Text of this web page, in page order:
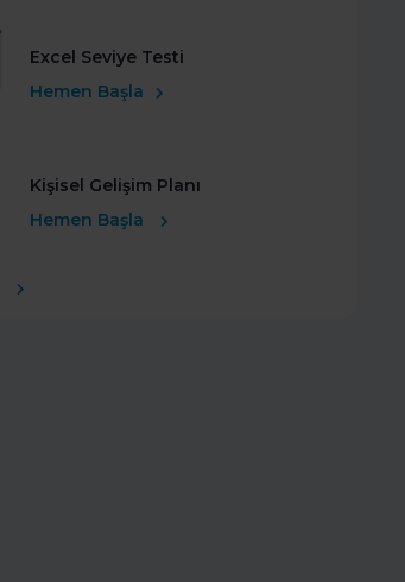
Excel Seviye Testi
Hemen Başla
Kişisel Gelişim Planı
Hemen Başla